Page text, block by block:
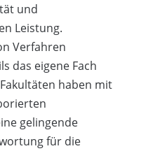
und
Leistung.
Verfahren
das eigene Fach
haben mit
gelingende
für die